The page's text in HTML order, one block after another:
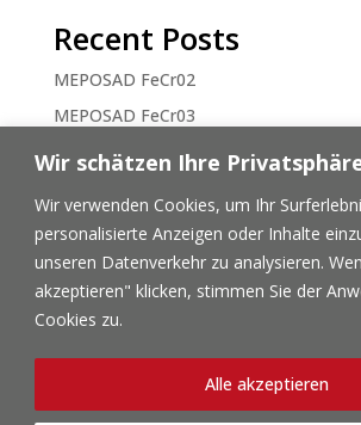
Wir schätzen Ihre
Wir verwenden Cookies, um Ihr
personalisierte Anzeigen oder Inhalte
unseren Datenverkehr zu analysieren.
akzeptieren" klicken, stimmen Sie der
Cookies zu.
Alle akzeptieren
Recent Posts
MEPOSAD FeCr02
MEPOSAD FeCr03
Blog Beispiel 1
Recent Comments
No comments to show.
MTS Metal Powder GmbH & Co. KG•